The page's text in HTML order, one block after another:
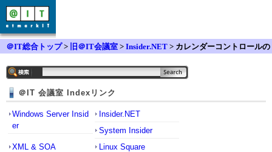
＠IT総合トップ> 旧＠IT会議室 > Insider.NET > カレンダーコントロールの
＠IT 会議室 Indexリンク
Windows Server Insid
er
Insider.NET
System Insider
XML & SOA
Linux Square